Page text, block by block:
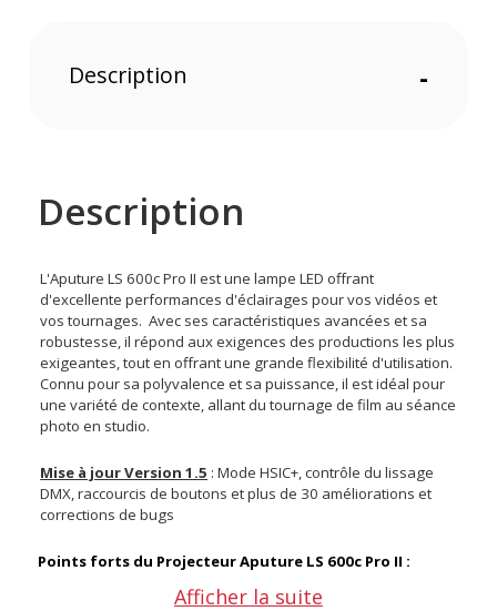
Description -
Description
L'Aputure LS 600c Pro II est une lampe LED offrant
d'excellente performances d'éclairages pour vos vidéos et
vos tournages. Avec ses caractéristiques avancées et sa
robustesse, il répond aux exigences des productions les plus
exigeantes, tout en offrant une grande flexibilité d'utilisation.
Connu pour sa polyvalence et sa puissance, il est idéal pour
une variété de contexte, allant du tournage de film au séance
photo en studio.
Mise à jour Version 1.5 : Mode HSIC+, contrôle du lissage
DMX, raccourcis de boutons et plus de 30 améliorations et
corrections de bugs
Points forts du Projecteur Aputure LS 600c Pro II :
Afficher la suite